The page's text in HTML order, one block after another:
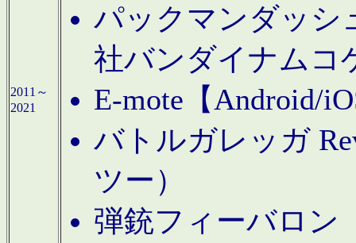
2011～
2021
パックマンダッシ
社バンダイナムコ
E-mote【Android/
バトルガレッガ
ツー）
弾銃フィーバロン